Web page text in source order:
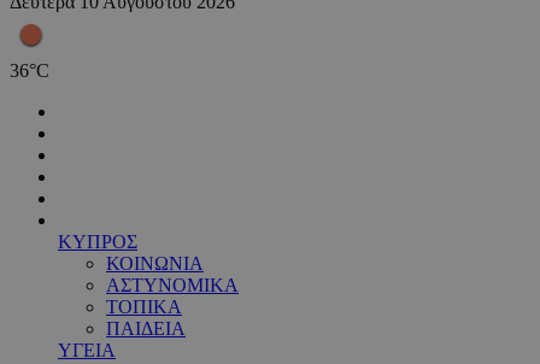
36°C
ΚΥΠΡΟΣ
ΚΟΙΝΩΝΙΑ
ΑΣΤΥΝΟΜΙΚΑ
ΤΟΠΙΚΑ
ΠΑΙΔΕΙΑ
ΥΓΕΙΑ